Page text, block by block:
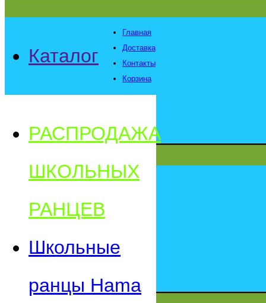
Каталог
Главная
Доставка
Контакты
Корзина
РАСПРОДАЖА
ШКОЛЬНЫХ
РАНЦЕВ
Школьные
ранцы Hama